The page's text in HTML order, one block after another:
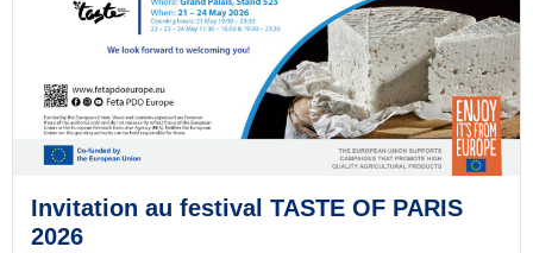
Invitation au festival TASTE OF PARIS
2026